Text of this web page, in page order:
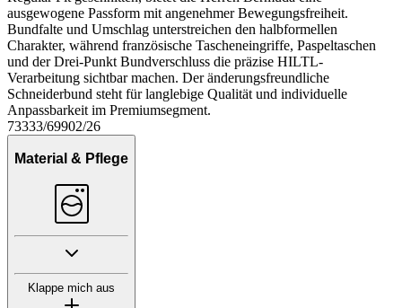
ausgewogene Passform mit angenehmer Bewegungsfreiheit.
Bundfalte und Umschlag unterstreichen den halbformellen
Charakter, während französische Tascheneingriffe, Paspeltaschen
und der Drei-Punkt Bundverschluss die präzise HILTL-
Verarbeitung sichtbar machen. Der änderungsfreundliche
Schneiderbund steht für langlebige Qualität und individuelle
Anpassbarkeit im Premiumsegment.
73333/69902/26
Material & Pflege
Klappe mich aus